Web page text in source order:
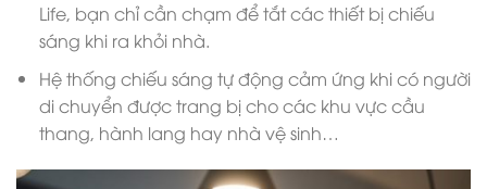
Life, bạn chỉ cần chạm để tắt các thiết bị chiếu
sáng khi ra khỏi nhà.
Hệ thống chiếu sáng tự động cảm ứng khi có người
di chuyển được trang bị cho các khu vực cầu
thang, hành lang hay nhà vệ sinh…